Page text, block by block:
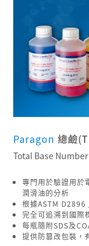
Paragon總鹼
Total Base
專門用於驗證用於
潤滑油的分析
根據ASTM D2896
完全可追溯到國際
每瓶隨附SDS及
提供防篡改包裝，